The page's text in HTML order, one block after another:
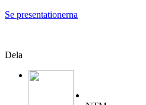
Se presentationerna
Dela